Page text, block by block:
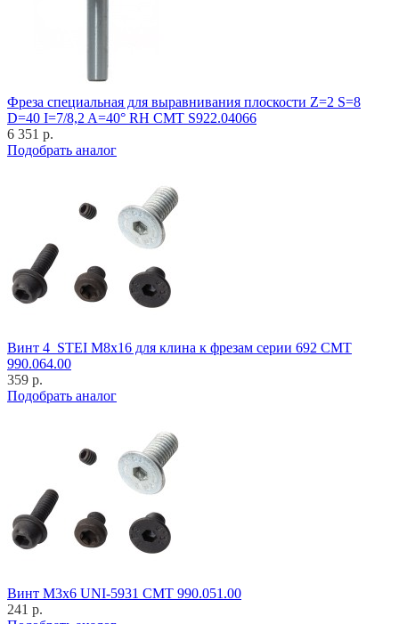
Фреза специальная для выравнивания плоскости Z=2 S=8
D=40 I=7/8,2 A=40° RH CMT S922.04066
6 351 р.
Подобрать аналог
Винт 4_STEI M8x16 для клина к фрезам серии 692 CMT
990.064.00
359 р.
Подобрать аналог
Винт M3x6 UNI-5931 CMT 990.051.00
241 р.